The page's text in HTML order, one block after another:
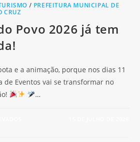
/ PREFEITURA MUNICIPAL DE
CRUZ
Povo 2026 já tem
e a animação, porque nos dias 11
de Eventos vai se transformar no
…